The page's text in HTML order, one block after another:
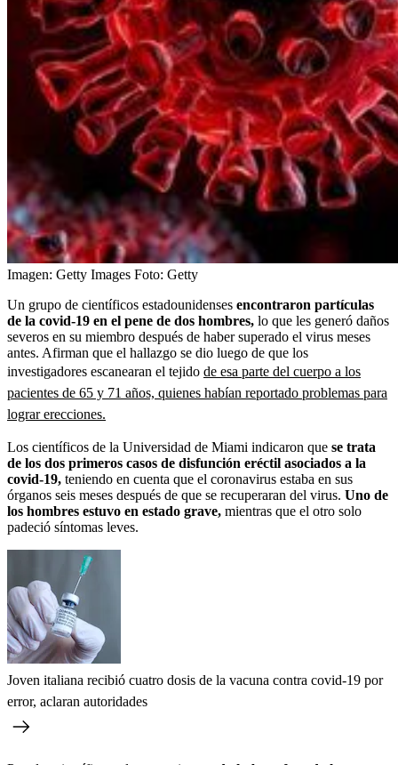
Imagen: Getty Images Foto: Getty
Un grupo de científicos estadounidenses encontraron partículas
de la covid-19 en el pene de dos hombres, lo que les generó daños
severos en su miembro después de haber superado el virus meses
antes. Afirman que el hallazgo se dio luego de que los
investigadores escanearan el tejido de esa parte del cuerpo a los
pacientes de 65 y 71 años, quienes habían reportado problemas para
lograr erecciones.
Los científicos de la Universidad de Miami indicaron que se trata
de los dos primeros casos de disfunción eréctil asociados a la
covid-19, teniendo en cuenta que el coronavirus estaba en sus
órganos seis meses después de que se recuperaran del virus. Uno de
los hombres estuvo en estado grave, mientras que el otro solo
padeció síntomas leves.
Joven italiana recibió cuatro dosis de la vacuna contra covid-19 por
error, aclaran autoridades